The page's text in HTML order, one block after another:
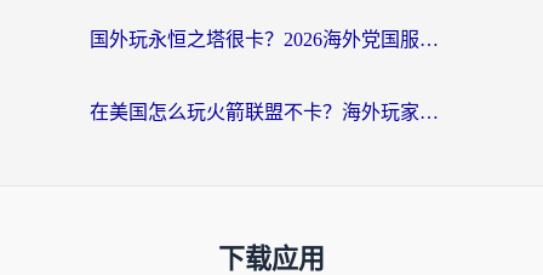
国外玩永恒之塔很卡？2026海外党国服游戏加速器终极指南（附街头篮球坦克世界实测）
在美国怎么玩火箭联盟不卡？海外玩家国服游戏加速终极指南（附明日方舟美版王者荣耀优化技巧）
下载应用